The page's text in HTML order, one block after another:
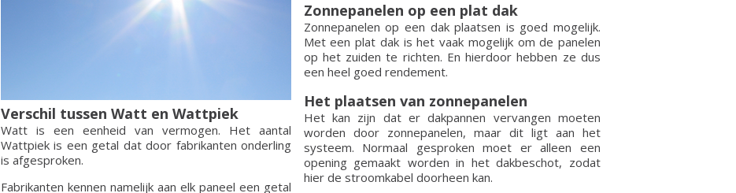
Verschil tussen Watt en Wattpiek
Watt is een eenheid van vermogen. Het aantal
Wattpiek is een getal dat door fabrikanten onderling
is afgesproken.
Fabrikanten kennen namelijk aan elk paneel een getal
Zonnepanelen op een plat dak
Zonnepanelen op een dak plaatsen is goed mogelijk.
Met een plat dak is het vaak mogelijk om de panelen
op het zuiden te richten. En hierdoor hebben ze dus
een heel goed rendement.
Het plaatsen van zonnepanelen
Het kan zijn dat er dakpannen vervangen moeten
worden door zonnepanelen, maar dit ligt aan het
systeem. Normaal gesproken moet er alleen een
opening gemaakt worden in het dakbeschot, zodat
hier de stroomkabel doorheen kan.